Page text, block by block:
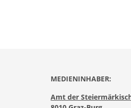
MEDIENINHABER:
Amt der